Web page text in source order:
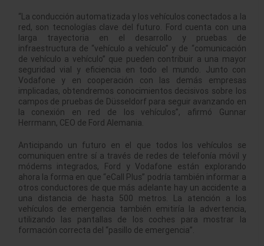
“La conducción automatizada y los vehículos conectados a la
red, son tecnologías clave del futuro. Ford cuenta con una
larga trayectoria en el desarrollo y pruebas de
infraestructura de “vehículo a vehículo” y de “comunicación
de vehículo a vehículo” que pueden contribuir a una mayor
seguridad vial y eficiencia en todo el mundo. Junto con
Vodafone y en cooperación con las demás empresas
implicadas, obtendremos conocimientos decisivos sobre los
campos de pruebas de Düsseldorf para seguir avanzando en
la conexión en red de los vehículos”, afirmó Gunnar
Herrmann, CEO de Ford Alemania.
Anticipando un futuro en el que todos los vehículos se
comuniquen entre sí a través de redes de telefonía móvil y
módems integrados, Ford y Vodafone están explorando
ahora la forma en que “eCall Plus” podría también informar a
otros conductores de que más adelante hay un accidente a
una distancia de hasta 500 metros. La atención a los
vehículos de emergencia también emitiría la advertencia,
utilizando las pantallas de los coches para mostrar la
formación correcta del “pasillo de emergencia”.